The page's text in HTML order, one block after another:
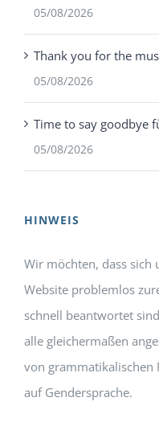
05/08/2026
Thank you for the
05/08/2026
Time to say goodbye
05/08/2026
HINWEIS
Wir möchten, dass sich
Website problemlos
schnell beantwortet
alle gleichermaßen
von grammatikalischen
auf Gendersprache.